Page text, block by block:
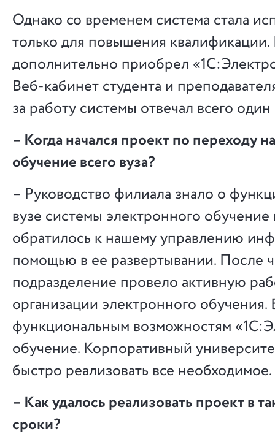
Однако со временем система стала
только для повышения квалификации.
дополнительно приобрел
Веб-кабинет студента и
за работу системы отвечал всего
– Когда начался проект по переходу
обучение всего вуза?
– Руководство филиала знало о
вузе системы электронного обучение
обратилось к нашему управлению
помощью в ее развертывании. После
подразделение провело активную
организации электронного обучения.
функциональным возможностям
обучение. Корпоративный
быстро реализовать все необходимое.
– Как удалось реализовать проект в
сроки?